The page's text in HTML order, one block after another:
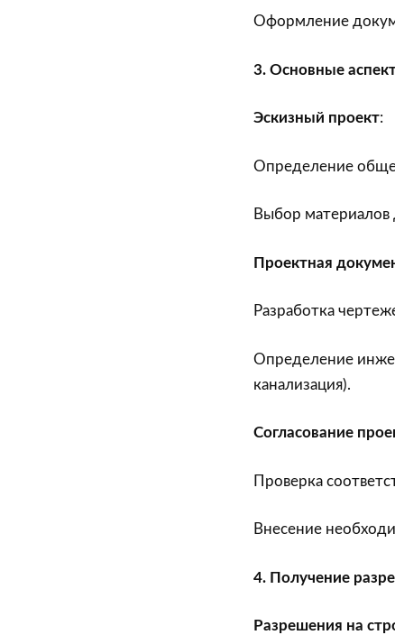
Оформление
3. Основные
Эскизный проект:
Определение
Выбор материалов
Проектная
Разработка
Определение
канализация).
Согласование
Проверка
Внесение
4. Получение
Разрешения на